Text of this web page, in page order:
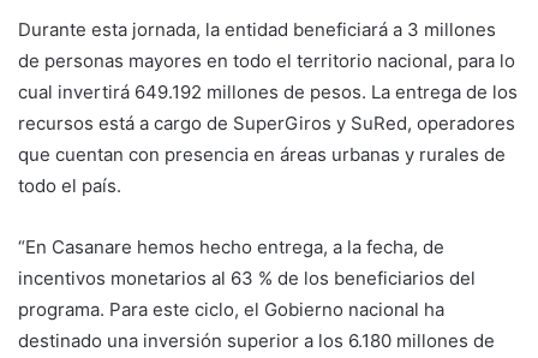
Durante esta jornada, la entidad beneficiará a 3 millones
de personas mayores en todo el territorio nacional, para lo
cual invertirá 649.192 millones de pesos. La entrega de los
recursos está a cargo de SuperGiros y SuRed, operadores
que cuentan con presencia en áreas urbanas y rurales de
todo el país.
“En Casanare hemos hecho entrega, a la fecha, de
incentivos monetarios al 63 % de los beneficiarios del
programa. Para este ciclo, el Gobierno nacional ha
destinado una inversión superior a los 6.180 millones de